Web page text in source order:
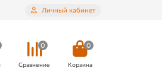
Личный кабинет
0
Сравнение
0
Корзина